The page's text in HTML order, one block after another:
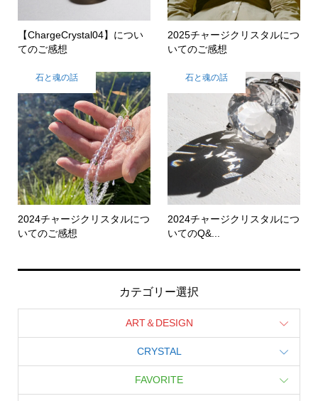
【ChargeCrystal04】につい
てのご感想
2025チャージクリスタルにつ
いてのご感想
石と魂の話
2024チャージクリスタルにつ
いてのご感想
石と魂の話
2024チャージクリスタルにつ
いてのQ&...
カテゴリー選択
ART＆DESIGN
CRYSTAL
FAVORITE